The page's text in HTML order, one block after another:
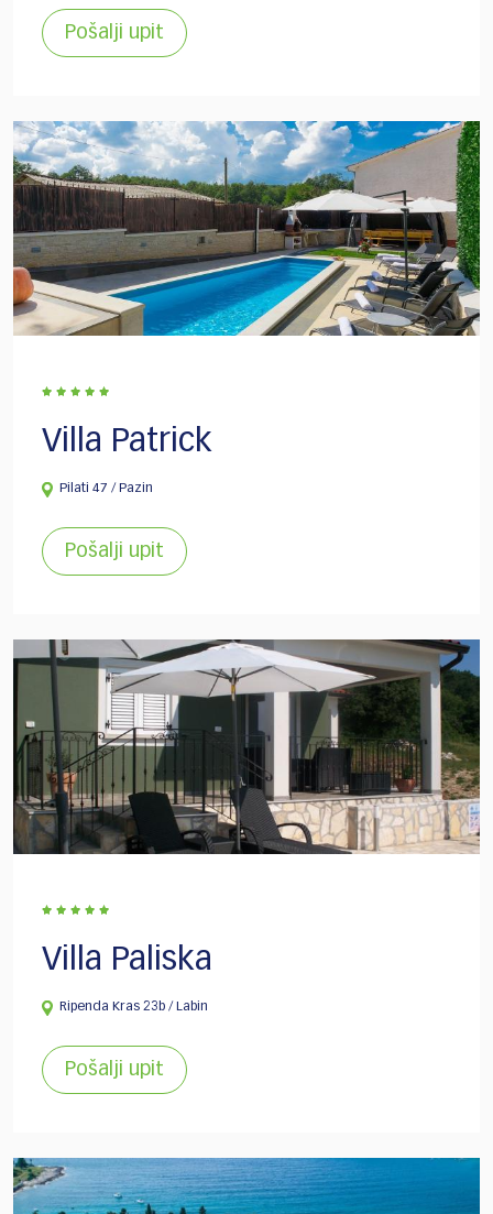
Pošalji upit
Villa Patrick
Pilati 47 / Pazin
Pošalji upit
Villa Paliska
Ripenda Kras 23b / Labin
Pošalji upit